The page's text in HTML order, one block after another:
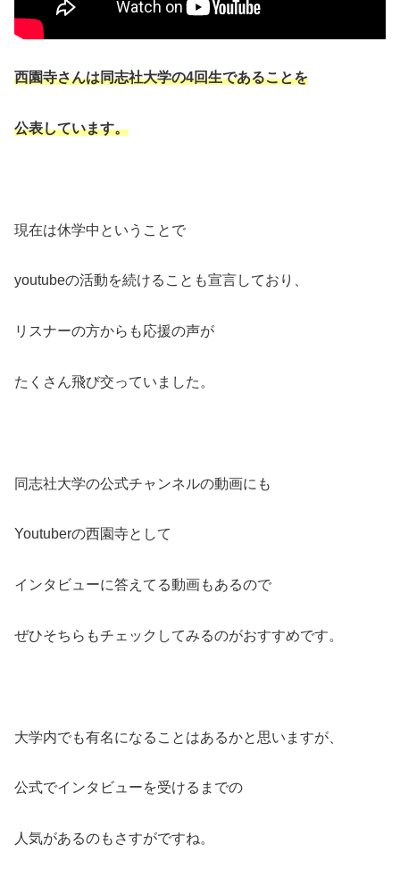
西園寺さんは同志社大学の4回生であることを
公表しています。
現在は休学中ということで
youtubeの活動を続けることも宣言しており、
リスナーの方からも応援の声が
たくさん飛び交っていました。
同志社大学の公式チャンネルの動画にも
Youtuberの西園寺として
インタビューに答えてる動画もあるので
ぜひそちらもチェックしてみるのがおすすめです。
大学内でも有名になることはあるかと思いますが、
公式でインタビューを受けるまでの
人気があるのもさすがですね。